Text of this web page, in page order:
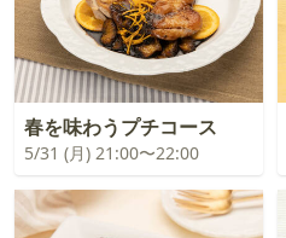
春を味わうプチコース
5/31 (月) 21:00〜22:00